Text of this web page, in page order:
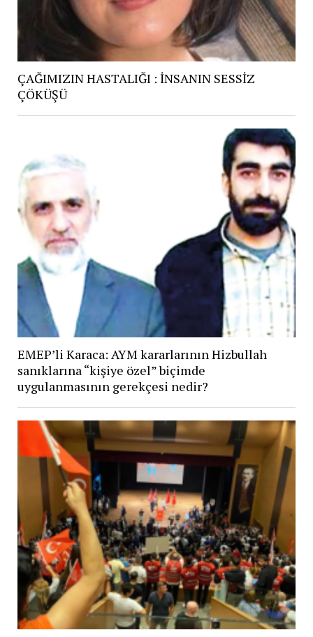
ÇAĞIMIZIN HASTALIĞI : İNSANIN SESSİZ
ÇÖKÜŞÜ
EMEP’li Karaca: AYM kararlarının Hizbullah
sanıklarına “kişiye özel” biçimde
uygulanmasının gerekçesi nedir?